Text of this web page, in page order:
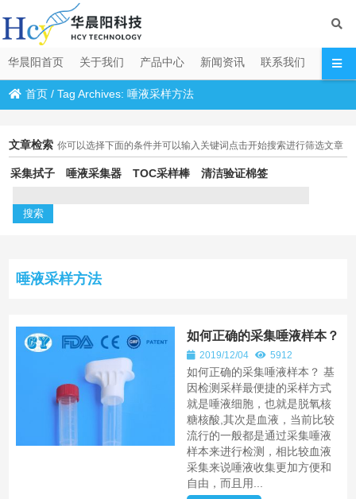
华晨阳首页 关于我们 产品中心 新闻资讯 联系我们
首页 /Tag Archives: 唾液采样方法
文章检索 你可以选择下面的条件并可以输入关键词点击开始搜索进行筛选文章
采集拭子 唾液采集器 TOC采样棒 清洁验证棉签
唾液采样方法
如何正确的采集唾液样本？
2019/12/04 5912
如何正确的采集唾液样本？ 基
因检测采样最便捷的采样方式
就是唾液细胞，也就是脱氧核
糖核酸,其次是血液，当前比较
流行的一般都是通过采集唾液
样本来进行检测，相比较血液
采集来说唾液收集更加方便和
自由，而且用...